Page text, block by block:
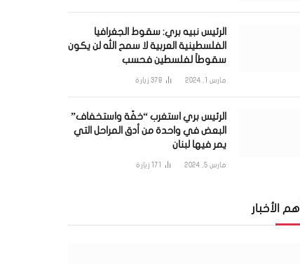
الرئيس نبيه بري: سقوط الجغرافيا
الفلسطينية العربية لا سمح الله لن يكون
سقوطاً لفلسطين فحسب
مارس 1, 2024 378 زيارة
الرئيس بري استغرب “خفّة واستخفاف”
البعض في واحدة من أدق المراحل التي
يمر فيها لبنان
مارس 5, 2024 171 زيارة
أهم الأخبار